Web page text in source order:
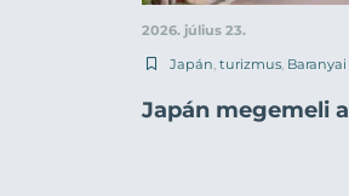
2026. július 23.
Japán turizmus
Japán megemeli